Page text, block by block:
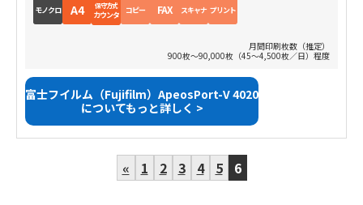
モノクロ A4 保守方式
カウンタ コピー FAX スキャナ プリント
月間印刷枚数（推定）
900枚～90,000枚（45～4,500枚／日）程度
富士フイルム（Fujifilm）ApeosPort-V 4020
についてもっと詳しく >
« 1 2 3 4 5 6